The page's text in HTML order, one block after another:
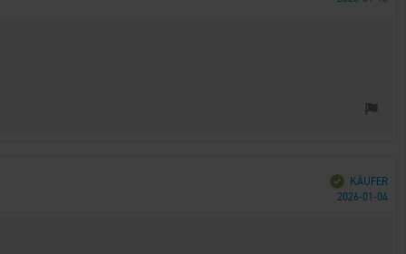
Verifiziert
KÄUFER
2026-01-04